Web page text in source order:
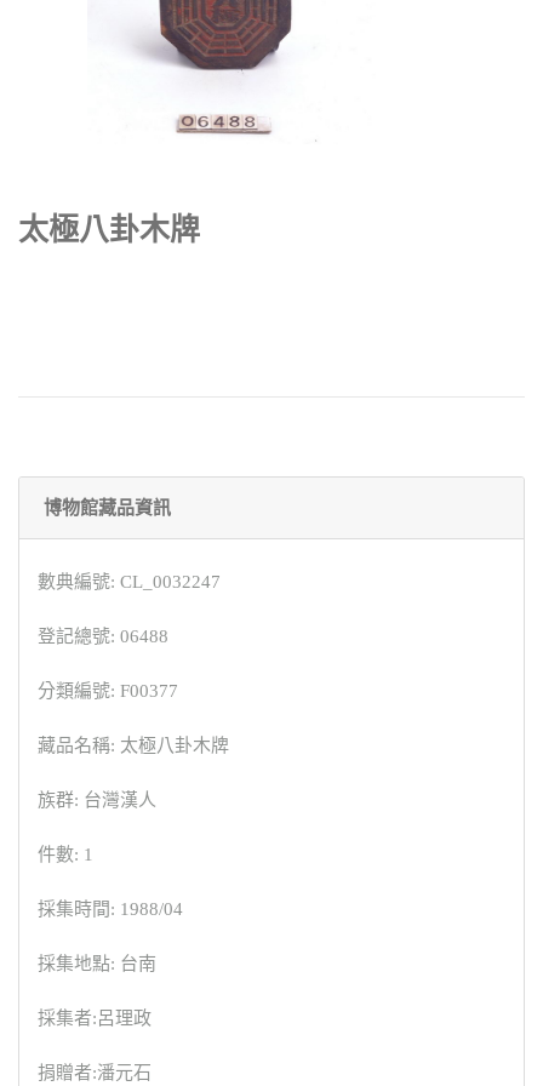
太極八卦木牌
博物館藏品資訊
數典編號: CL_0032247
登記總號: 06488
分類編號: F00377
藏品名稱: 太極八卦木牌
族群: 台灣漢人
件數: 1
採集時間: 1988/04
採集地點: 台南
採集者:呂理政
捐贈者:潘元石